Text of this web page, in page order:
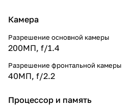
Камера
Разрешение основной камеры
200МП, f/1.4
Разрешение фронтальной камеры
40МП, f/2.2
Процессор и память